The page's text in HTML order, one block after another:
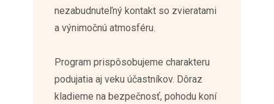
nezabudnuteľný kontakt so zvieratami
a výnimočnú atmosféru.
Program prispôsobujeme charakteru
podujatia aj veku účastníkov. Dôraz
kladieme na bezpečnosť, pohodu koní